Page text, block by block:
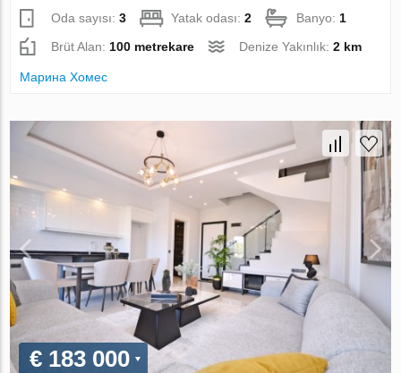
Oda sayısı:3 Yatak odası:2 Banyo: 1
Brüt Alan: 100 metrekare Denize Yakınlık:2 km
Марина Хомес
€ 183 000